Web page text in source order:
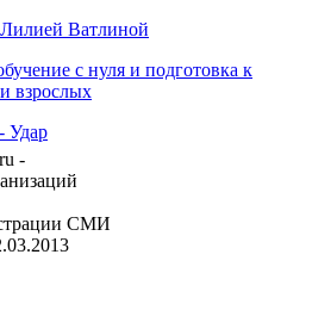
Ватлиной
с нуля и подготовка к
взрослых
Удар
-
СМИ